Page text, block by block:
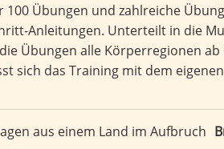
Übungen und zahlreiche
Anleitungen. Unterteilt in die
Übungen alle Körperregionen
sich das Training mit dem